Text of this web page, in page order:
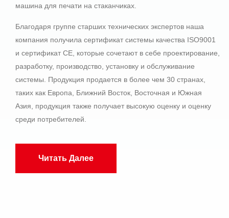
машина для печати на стаканчиках.
Благодаря группе старших технических экспертов наша
компания получила сертификат системы качества ISO9001
и сертификат CE, которые сочетают в себе проектирование,
разработку, производство, установку и обслуживание
системы. Продукция продается в более чем 30 странах,
таких как Европа, Ближний Восток, Восточная и Южная
Азия, продукция также получает высокую оценку и оценку
среди потребителей.
Читать Далее